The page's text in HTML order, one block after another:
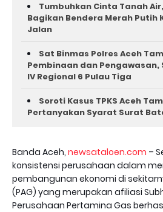
Tumbuhkan Cinta Tanah
Bagikan Bendera Merah Putih
Jalan ‎
Sat Binmas Polres Aceh
Pembinaan dan Pengawasan,
IV Regional 6 Pulau Tiga
Soroti Kasus TPKS Aceh
Pertanyakan Syarat Surat
Banda Aceh, newsataloen.com –
konsistensi perusahaan dalam
pembangunan ekonomi di
(PAG) yang merupakan afiliasi
Perusahaan Pertamina Gas